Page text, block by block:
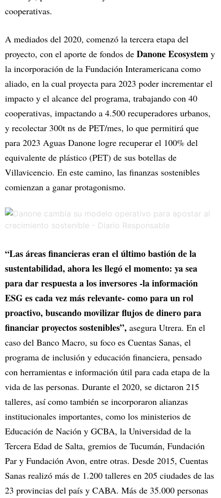
cooperativas.
A mediados del 2020, comenzó la tercera etapa del
proyecto, con el aporte de fondos de Danone Ecosystem y
la incorporación de la Fundación Interamericana como
aliado, en la cual proyecta para 2023 poder incrementar el
impacto y el alcance del programa, trabajando con 40
cooperativas, impactando a 4.500 recuperadores urbanos,
y recolectar 300t ns de PET/mes, lo que permitirá que
para 2023 Aguas Danone logre recuperar el 100% del
equivalente de plástico (PET) de sus botellas de
Villavicencio. En este camino, las finanzas sostenibles
comienzan a ganar protagonismo.
“Las áreas financieras eran el último bastión de la
sustentabilidad, ahora les llegó el momento: ya sea
para dar respuesta a los inversores -la información
ESG es cada vez más relevante- como para un rol
proactivo, buscando movilizar flujos de dinero para
financiar proyectos sostenibles”, asegura Utrera. En el
caso del Banco Macro, su foco es Cuentas Sanas, el
programa de inclusión y educación financiera, pensado
con herramientas e información útil para cada etapa de la
vida de las personas. Durante el 2020, se dictaron 215
talleres, así como también se incorporaron alianzas
institucionales importantes, como los ministerios de
Educación de Nación y GCBA, la Universidad de la
Tercera Edad de Salta, gremios de Tucumán, Fundación
Par y Fundación Avon, entre otras. Desde 2015, Cuentas
Sanas realizó más de 1.200 talleres en 205 ciudades de las
23 provincias del país y CABA. Más de 35.000 personas